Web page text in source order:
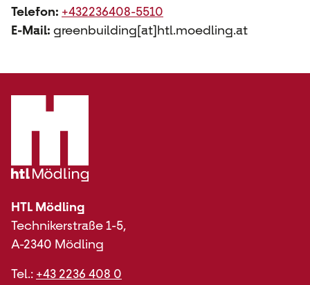
Telefon: +432236408-5510
E-Mail: greenbuilding[at]htl.moedling.at
HTL Mödling
Technikerstraße 1-5,
A-2340 Mödling
Tel.: +43 2236 408 0